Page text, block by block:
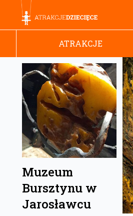
ATRAKCJE
Muzeum
Bursztynu w
Jarosławcu